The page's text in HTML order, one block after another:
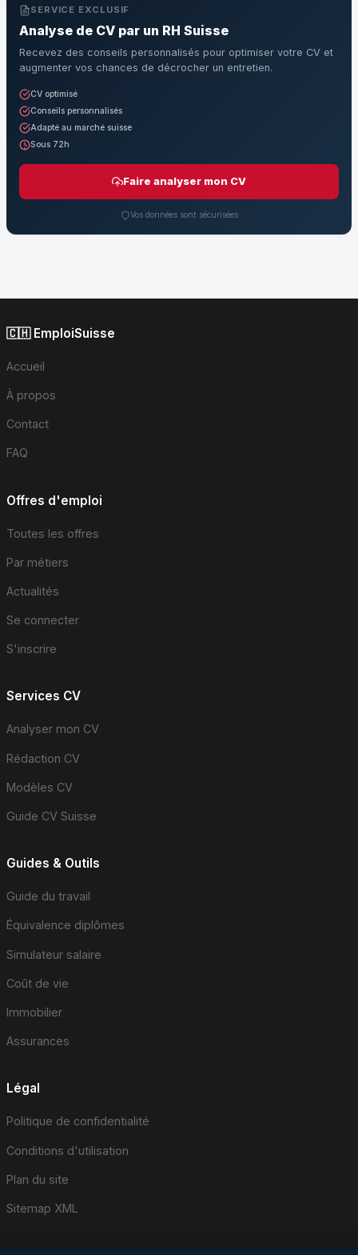
SERVICE EXCLUSIF
Analyse de CV par un RH Suisse
Recevez des conseils personnalisés pour optimiser votre CV et
augmenter vos chances de décrocher un entretien.
CV optimisé
Conseils personnalisés
Adapté au marché suisse
Sous 72h
Faire analyser mon CV
Vos données sont sécurisées
🇨🇭 EmploiSuisse
Accueil
À propos
Contact
FAQ
Offres d'emploi
Toutes les offres
Par métiers
Actualités
Se connecter
S'inscrire
Services CV
Analyser mon CV
Rédaction CV
Modèles CV
Guide CV Suisse
Guides & Outils
Guide du travail
Équivalence diplômes
Simulateur salaire
Coût de vie
Immobilier
Assurances
Légal
Politique de confidentialité
Conditions d'utilisation
Plan du site
Sitemap XML